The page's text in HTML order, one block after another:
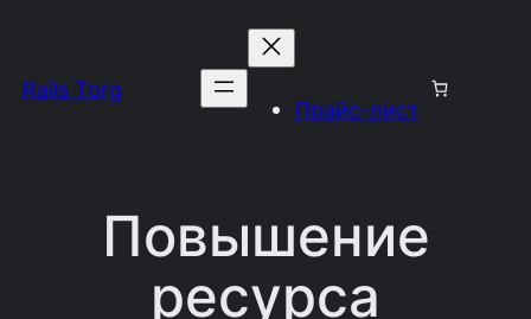
содержимому
Rails Torg
Прайс-лист
Повышение
ресурса